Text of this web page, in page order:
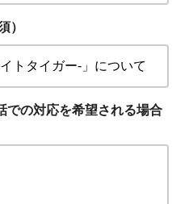
）
での対応を希望される場合